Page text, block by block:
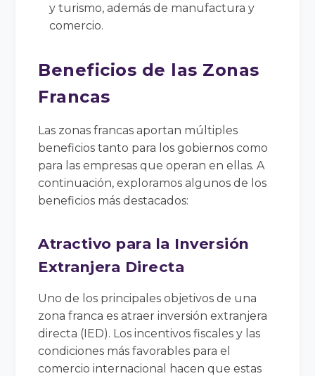
y turismo, además de manufactura y
comercio.
Beneficios de las Zonas
Francas
Las zonas francas aportan múltiples
beneficios tanto para los gobiernos como
para las empresas que operan en ellas. A
continuación, exploramos algunos de los
beneficios más destacados:
Atractivo para la Inversión
Extranjera Directa
Uno de los principales objetivos de una
zona franca es atraer inversión extranjera
directa (IED). Los incentivos fiscales y las
condiciones más favorables para el
comercio internacional hacen que estas